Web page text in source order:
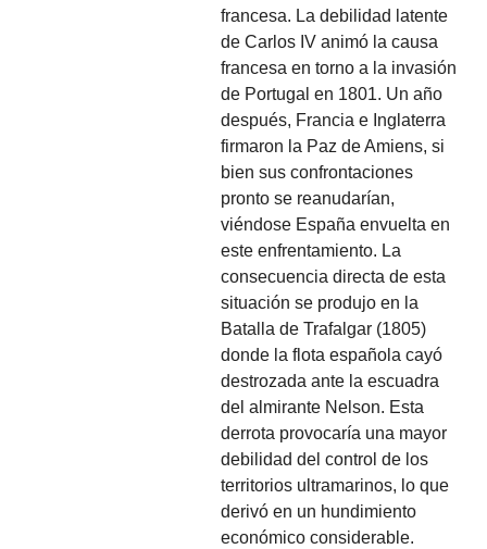
francesa. La debilidad latente
de Carlos IV animó la causa
francesa en torno a la invasión
de Portugal en 1801. Un año
después, Francia e Inglaterra
firmaron la Paz de Amiens, si
bien sus confrontaciones
pronto se reanudarían,
viéndose España envuelta en
este enfrentamiento. La
consecuencia directa de esta
situación se produjo en la
Batalla de Trafalgar (1805)
donde la flota española cayó
destrozada ante la escuadra
del almirante Nelson. Esta
derrota provocaría una mayor
debilidad del control de los
territorios ultramarinos, lo que
derivó en un hundimiento
económico considerable.